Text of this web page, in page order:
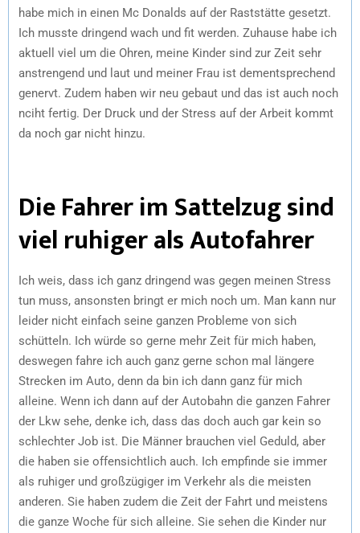
habe mich in einen Mc Donalds auf der Raststätte gesetzt.
Ich musste dringend wach und fit werden. Zuhause habe ich
aktuell viel um die Ohren, meine Kinder sind zur Zeit sehr
anstrengend und laut und meiner Frau ist dementsprechend
genervt. Zudem haben wir neu gebaut und das ist auch noch
nciht fertig. Der Druck und der Stress auf der Arbeit kommt
da noch gar nicht hinzu.
Die Fahrer im Sattelzug sind
viel ruhiger als Autofahrer
Ich weis, dass ich ganz dringend was gegen meinen Stress
tun muss, ansonsten bringt er mich noch um. Man kann nur
leider nicht einfach seine ganzen Probleme von sich
schütteln. Ich würde so gerne mehr Zeit für mich haben,
deswegen fahre ich auch ganz gerne schon mal längere
Strecken im Auto, denn da bin ich dann ganz für mich
alleine. Wenn ich dann auf der Autobahn die ganzen Fahrer
der Lkw sehe, denke ich, dass das doch auch gar kein so
schlechter Job ist. Die Männer brauchen viel Geduld, aber
die haben sie offensichtlich auch. Ich empfinde sie immer
als ruhiger und großzügiger im Verkehr als die meisten
anderen. Sie haben zudem die Zeit der Fahrt und meistens
die ganze Woche für sich alleine. Sie sehen die Kinder nur